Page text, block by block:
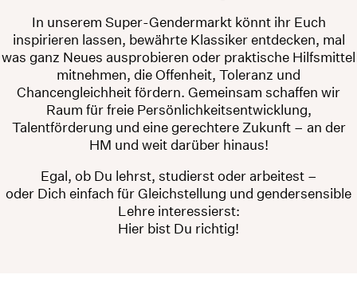
In unserem Super-Gendermarkt könnt ihr Euch
inspirieren lassen, bewährte Klassiker entdecken, mal
was ganz Neues ausprobieren oder praktische Hilfsmittel
mitnehmen, die Offenheit, Toleranz und
Chancengleichheit fördern. Gemeinsam schaffen wir
Raum für freie Persönlichkeitsentwicklung,
Talentförderung und eine gerechtere Zukunft – an der
HM und weit darüber hinaus!
Egal, ob Du lehrst, studierst oder arbeitest –
oder Dich einfach für Gleichstellung und gendersensible
Lehre interessierst:
Hier bist Du richtig!